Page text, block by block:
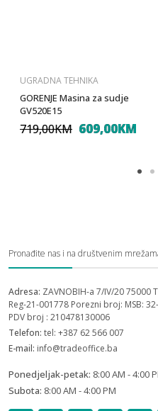
UGRADNA TEHNIKA
GORENJE Masina za sudje
GV520E15
719,00KM 609,00KM
Pronađite nas i na društvenim
Adresa: ZAVNOBIH-a 7/IV/20 75000
Reg-21-001778 Porezni broj: MSB:
PDV broj : 210478130006
Telefon: tel: +387 62 566 007
E-mail: info@tradeoffice.ba
Ponedjeljak-petak: 8:00 AM - 4:00
Subota: 8:00 AM - 4:00 PM